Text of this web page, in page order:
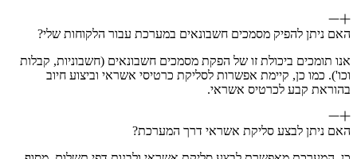
האם ניתן להפיק מסמכים חשבונאים במערכת עבור הלקוחות שלי?
אנו תומכים ביכולת זו של הפקת מסמכים חשבונאים (חשבוניות, קבלות
וכו'). כמו כן, קיימת אפשרות לסליקת כרטיסי אשראי וביצוע חיוב
בהוראת קבע לכרטיס אשראי.
האם ניתן לבצע סליקת אשראי דרך המערכת?